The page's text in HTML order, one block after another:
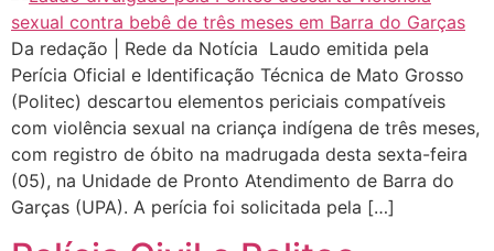
Da redação | Rede da Notícia Laudo emitida pela
Perícia Oficial e Identificação Técnica de Mato Grosso
(Politec) descartou elementos periciais compatíveis
com violência sexual na criança indígena de três meses,
com registro de óbito na madrugada desta sexta-feira
(05), na Unidade de Pronto Atendimento de Barra do
Garças (UPA). A perícia foi solicitada pela […]